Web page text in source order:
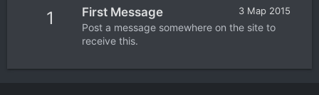
1 3 Мар 2015
First Message
Post a message somewhere on the site to
receive this.